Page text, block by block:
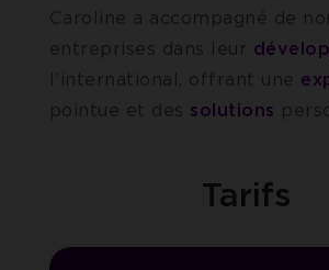
Caroline a accompagné de
entreprises dans leur
l’international, offrant une
pointue et des solutions
Tarifs